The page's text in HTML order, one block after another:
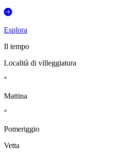
Esplora
Il tempo
Località di villeggiatura
°
Mattina
°
Pomeriggio
Vetta